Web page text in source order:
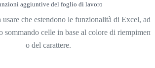
aggiuntive del foglio di lavoro
che estendono le funzionalità di Excel, ad
sommando celle in base al colore di
o del carattere.